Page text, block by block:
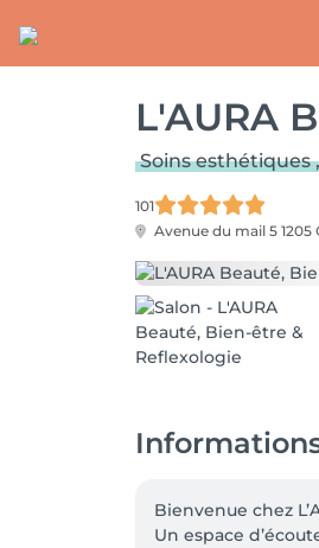
L'AURA
Soins esthétiques
101
Avenue du mail 5 1205
Bienvenue chez
Un espace